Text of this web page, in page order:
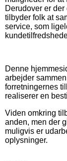
Derudover er
tilbyder folk at
service, som
Denne
arbejder
forretningernes
realiserer en
Viden omkring
anden, men der
muligvis er
oplysninger.